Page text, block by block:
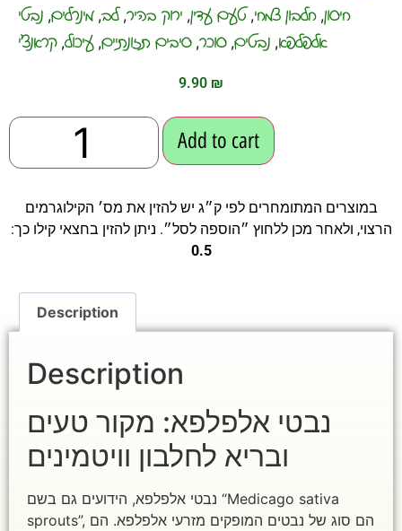
חיסון,חלבון צמחי, טעם עדין, ירוק בהיר,לב,מינרלים, נבטי
אלפלפא, נבטים,סוכר,סיבים תזונתיים,עיכול,קראנצ'י
9.90 ₪
Add to cart
במוצרים המתומחרים לפי ק״ג יש להזין את מס׳ הקילוגרמים
הרצוי, ולאחר מכן ללחוץ ״הוספה לסל״. ניתן להזין בחצאי קילו כך:
0.5
Description
Description
נבטי אלפלפא: מקור טעים
ובריא לחלבון וויטמינים
נבטי אלפלפא, הידועים גם בשם “Medicago sativa
sprouts”, הם סוג של נבטים המופקים מזרעי אלפלפא. הם